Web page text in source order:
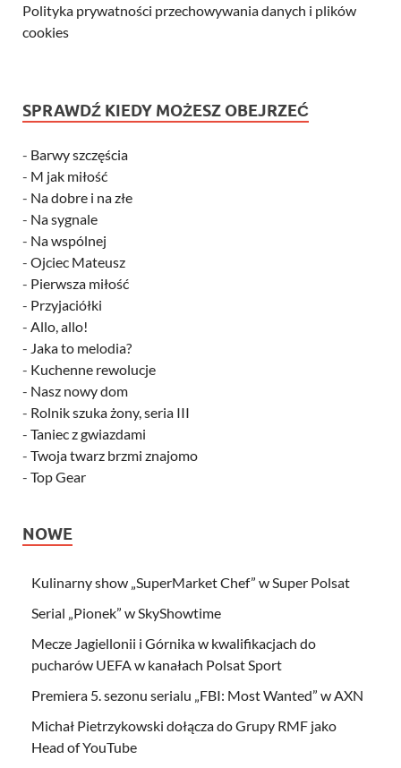
Polityka prywatności przechowywania danych i plików
cookies
SPRAWDŹ KIEDY MOŻESZ OBEJRZEĆ
- Barwy szczęścia
- M jak miłość
- Na dobre i na złe
- Na sygnale
- Na wspólnej
- Ojciec Mateusz
- Pierwsza miłość
- Przyjaciółki
- Allo, allo!
- Jaka to melodia?
- Kuchenne rewolucje
- Nasz nowy dom
- Rolnik szuka żony, seria III
- Taniec z gwiazdami
- Twoja twarz brzmi znajomo
- Top Gear
NOWE
Kulinarny show „SuperMarket Chef” w Super Polsat
Serial „Pionek” w SkyShowtime
Mecze Jagiellonii i Górnika w kwalifikacjach do
pucharów UEFA w kanałach Polsat Sport
Premiera 5. sezonu serialu „FBI: Most Wanted” w AXN
Michał Pietrzykowski dołącza do Grupy RMF jako
Head of YouTube